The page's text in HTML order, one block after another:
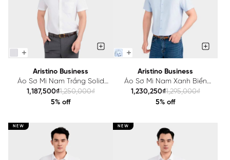
Aristino Business
Áo Sơ Mi Nam Trắng Solid
Aristino Business Perfect Fit
1SSR27S
1,187,500₫1,250,000₫
5% off
Aristino Business
Áo Sơ Mi Nam Xanh Biển
Solid Aristino Business
1SSR25S
1,230,250₫1,295,000₫
5% off
NEW NEW